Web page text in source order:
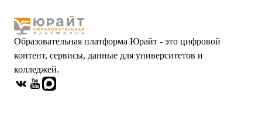
Образовательная платформа Юрайт - это цифровой
контент, сервисы, данные для университетов и
колледжей.